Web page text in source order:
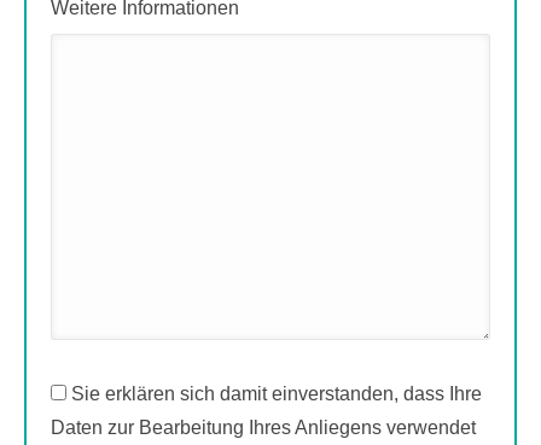
Weitere Informationen
Sie erklären sich damit einverstanden, dass Ihre
Daten zur Bearbeitung Ihres Anliegens verwendet